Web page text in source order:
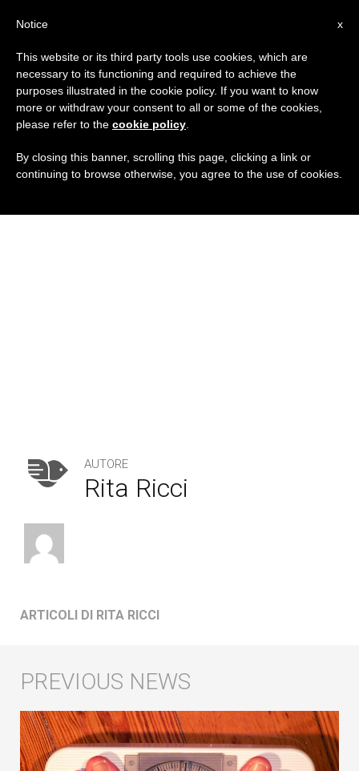
AUTORE
Rita Ricci
ARTICOLI DI RITA RICCI
x
Notice
This website or its third party tools use cookies, which are
necessary to its functioning and required to achieve the
purposes illustrated in the cookie policy. If you want to know
more or withdraw your consent to all or some of the cookies,
please refer to the cookie policy
By closing this banner, scrolling this page, clicking a link or
continuing to browse otherwise, you agree to the use of cookies.